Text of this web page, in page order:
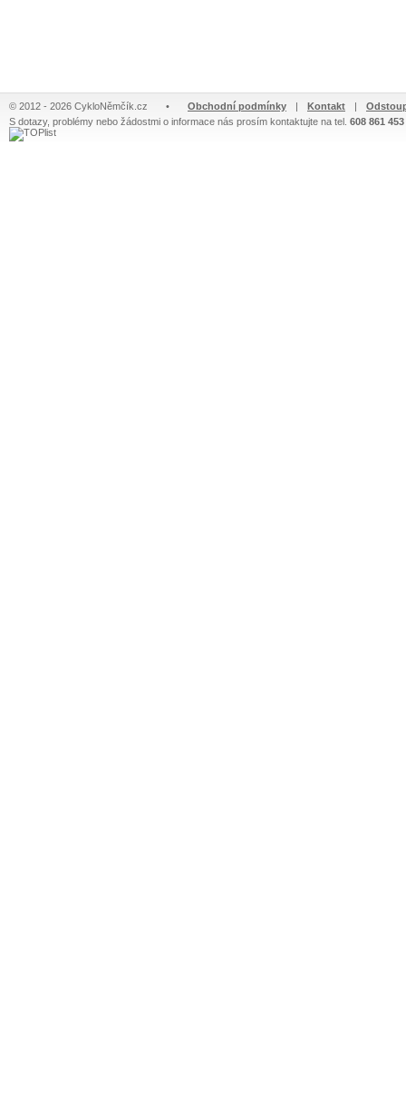
© 2012 - 2026 CykloNěmčík.cz • Obchodní podmínky | Kontakt |
S dotazy, problémy nebo žádostmi o informace nás prosím kontaktujte na tel. 608 861 453